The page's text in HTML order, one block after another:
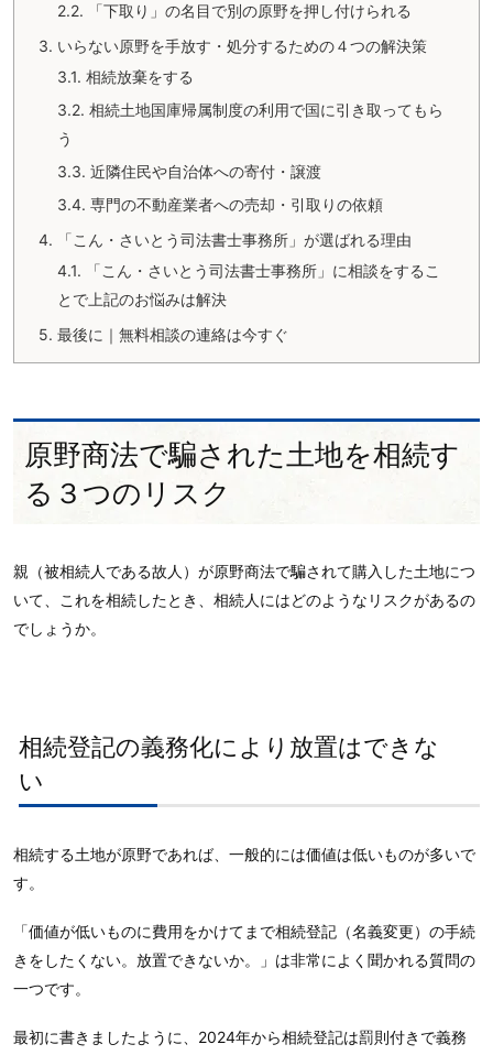
2.2. 「下取り」の名目で別の原野を押し付けられる
3. いらない原野を手放す・処分するための４つの解決策
3.1. 相続放棄をする
3.2. 相続土地国庫帰属制度の利用で国に引き取ってもら
う
3.3. 近隣住民や自治体への寄付・譲渡
3.4. 専門の不動産業者への売却・引取りの依頼
4. 「こん・さいとう司法書士事務所」が選ばれる理由
4.1. 「こん・さいとう司法書士事務所」に相談をするこ
とで上記のお悩みは解決
5. 最後に｜無料相談の連絡は今すぐ
原野商法で騙された土地を相続す
る３つのリスク
親（被相続人である故人）が原野商法で騙されて購入した土地につ
いて、これを相続したとき、相続人にはどのようなリスクがあるの
でしょうか。
相続登記の義務化により放置はできな
い
相続する土地が原野であれば、一般的には価値は低いものが多いで
す。
「価値が低いものに費用をかけてまで相続登記（名義変更）の手続
きをしたくない。放置できないか。」は非常によく聞かれる質問の
一つです。
最初に書きましたように、2024年から相続登記は罰則付きで義務